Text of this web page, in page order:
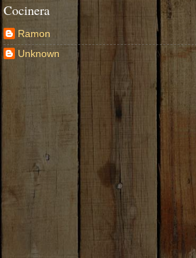
Cocinera
Ramon
Unknown